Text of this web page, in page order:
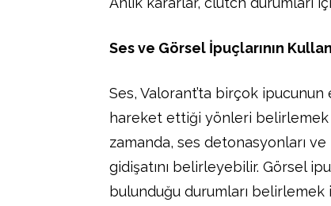
Ses ve Görsel İpuçlarının
Ses, Valorant’ta birçok
hareket ettiği yönleri belirlemek
zamanda, ses detonasyonları
gidişatını belirleyebilir. Görsel
bulunduğu durumları